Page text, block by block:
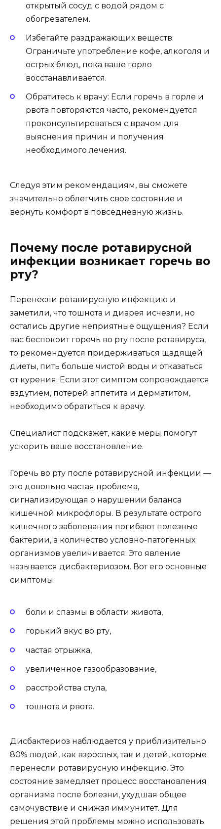
открытый сосуд с водой рядом с
обогревателем.
Избегайте раздражающих веществ:
Ограничьте употребление кофе, алкоголя и
острых блюд, пока ваше горло
восстанавливается.
Обратитесь к врачу: Если горечь в горле и
рвота повторяются часто, рекомендуется
проконсультироваться с врачом для
выяснения причин и получения
необходимого лечения.
Следуя этим рекомендациям, вы сможете
значительно облегчить свое состояние и
вернуть комфорт в повседневную жизнь.
Почему после ротавирусной
инфекции возникает горечь во
рту?
Перенесли ротавирусную инфекцию и
заметили, что тошнота и диарея исчезли, но
остались другие неприятные ощущения? Если
вас беспокоит горечь во рту после ротавируса,
то рекомендуется придерживаться щадящей
диеты, пить больше чистой воды и отказаться
от курения. Если этот симптом сопровождается
вздутием, потерей аппетита и дерматитом,
необходимо обратиться к врачу.
Специалист подскажет, какие меры помогут
ускорить ваше восстановление.
Горечь во рту после ротавирусной инфекции —
это довольно частая проблема,
сигнализирующая о нарушении баланса
кишечной микрофлоры. В результате острого
кишечного заболевания погибают полезные
бактерии, а количество условно-патогенных
организмов увеличивается. Это явление
называется дисбактериозом. Вот его основные
симптомы:
боли и спазмы в области живота,
горький вкус во рту,
частая отрыжка,
увеличенное газообразование,
расстройства стула,
тошнота и рвота.
Дисбактериоз наблюдается у приблизительно
80% людей, как взрослых, так и детей, которые
перенесли ротавирусную инфекцию. Это
состояние замедляет процесс восстановления
организма после болезни, ухудшая общее
самочувствие и снижая иммунитет. Для
решения этой проблемы можно использовать